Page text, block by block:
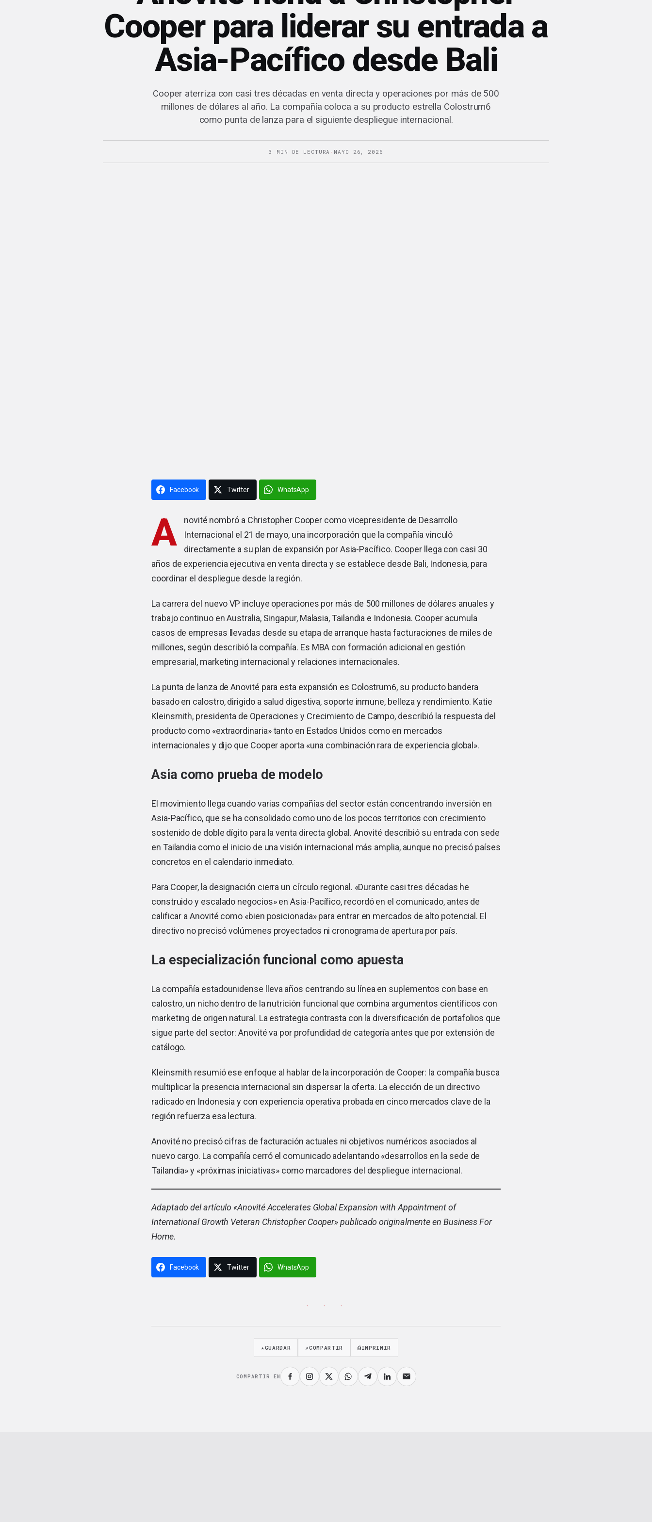
Cooper para liderar su entrada a
Asia-Pacífico desde Bali
Cooper aterriza con casi tres décadas en venta directa y operaciones por más de 500
millones de dólares al año. La compañía coloca a su producto estrella Colostrum6
como punta de lanza para el siguiente despliegue internacional.
3 MIN DE LECTURA · MAYO 26, 2026
Facebook Twitter WhatsApp
A novité nombró a Christopher Cooper como vicepresidente de Desarrollo
Internacional el 21 de mayo, una incorporación que la compañía vinculó
directamente a su plan de expansión por Asia-Pacífico. Cooper llega con casi 30
años de experiencia ejecutiva en venta directa y se establece desde Bali, Indonesia, para
coordinar el despliegue desde la región.
La carrera del nuevo VP incluye operaciones por más de 500 millones de dólares anuales y
trabajo continuo en Australia, Singapur, Malasia, Tailandia e Indonesia. Cooper acumula
casos de empresas llevadas desde su etapa de arranque hasta facturaciones de miles de
millones, según describió la compañía. Es MBA con formación adicional en gestión
empresarial, marketing internacional y relaciones internacionales.
La punta de lanza de Anovité para esta expansión es Colostrum6, su producto bandera
basado en calostro, dirigido a salud digestiva, soporte inmune, belleza y rendimiento. Katie
Kleinsmith, presidenta de Operaciones y Crecimiento de Campo, describió la respuesta del
producto como «extraordinaria» tanto en Estados Unidos como en mercados
internacionales y dijo que Cooper aporta «una combinación rara de experiencia global».
Asia como prueba de modelo
El movimiento llega cuando varias compañías del sector están concentrando inversión en
Asia-Pacífico, que se ha consolidado como uno de los pocos territorios con crecimiento
sostenido de doble dígito para la venta directa global. Anovité describió su entrada con sede
en Tailandia como el inicio de una visión internacional más amplia, aunque no precisó países
concretos en el calendario inmediato.
Para Cooper, la designación cierra un círculo regional. «Durante casi tres décadas he
construido y escalado negocios» en Asia-Pacífico, recordó en el comunicado, antes de
calificar a Anovité como «bien posicionada» para entrar en mercados de alto potencial. El
directivo no precisó volúmenes proyectados ni cronograma de apertura por país.
La especialización funcional como apuesta
La compañía estadounidense lleva años centrando su línea en suplementos con base en
calostro, un nicho dentro de la nutrición funcional que combina argumentos científicos con
marketing de origen natural. La estrategia contrasta con la diversificación de portafolios que
sigue parte del sector: Anovité va por profundidad de categoría antes que por extensión de
catálogo.
Kleinsmith resumió ese enfoque al hablar de la incorporación de Cooper: la compañía busca
multiplicar la presencia internacional sin dispersar la oferta. La elección de un directivo
radicado en Indonesia y con experiencia operativa probada en cinco mercados clave de la
región refuerza esa lectura.
Anovité no precisó cifras de facturación actuales ni objetivos numéricos asociados al
nuevo cargo. La compañía cerró el comunicado adelantando «desarrollos en la sede de
Tailandia» y «próximas iniciativas» como marcadores del despliegue internacional.
Adaptado del artículo «Anovité Accelerates Global Expansion with Appointment of
International Growth Veteran Christopher Cooper» publicado originalmente en Business For
Home.
Facebook Twitter WhatsApp
· · ·
★GUARDAR ↗COMPARTIR ⎙IMPRIMIR
COMPARTIR EN